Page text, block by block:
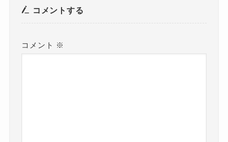
コメントする
コメント ※